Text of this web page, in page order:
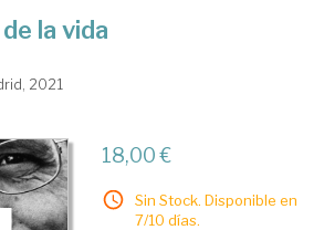
la vida
2021
18,00 €
Sin Stock. Disponible en
7/10 días.